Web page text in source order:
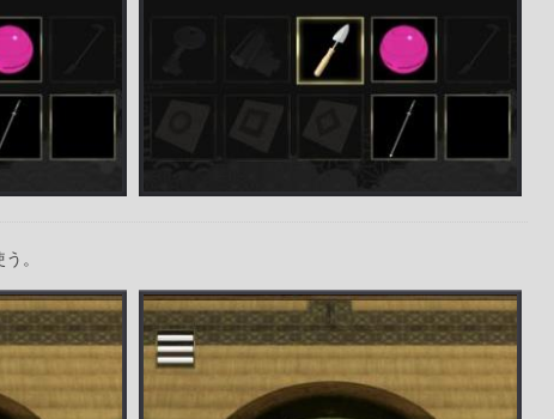
。